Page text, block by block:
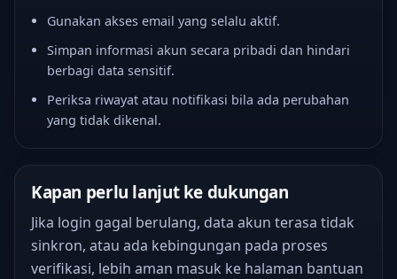
Gunakan akses email yang selalu aktif.
Simpan informasi akun secara pribadi dan hindari
berbagi data sensitif.
Periksa riwayat atau notifikasi bila ada perubahan
yang tidak dikenal.
Kapan perlu lanjut ke dukungan
Jika login gagal berulang, data akun terasa tidak
sinkron, atau ada kebingungan pada proses
verifikasi, lebih aman masuk ke halaman bantuan